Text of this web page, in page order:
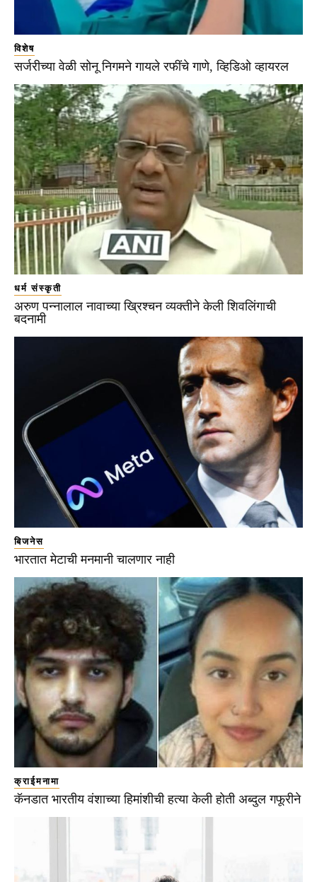
विशेष
सर्जरीच्या वेळी सोनू निगमने गायले रफींचे गाणे, व्हिडिओ व्हायरल
धर्म संस्कृती
अरुण पन्नालाल नावाच्या ख्रिश्चन व्यक्तीने केली शिवलिंगाची
बदनामी
बिजनेस
भारतात मेटाची मनमानी चालणार नाही
क्राईमनामा
कॅनडात भारतीय वंशाच्या हिमांशीची हत्या केली होती अब्दुल गफूरीने